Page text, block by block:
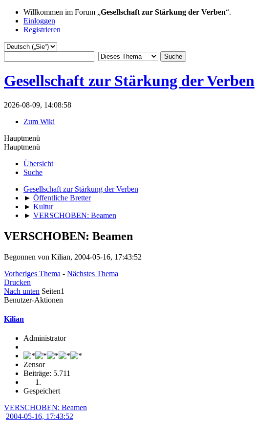
Willkommen im Forum „Gesellschaft zur Stärkung der Verben“.
Einloggen
Registrieren
Gesellschaft zur Stärkung der Verben
2026-08-09, 14:08:58
Zum Wiki
Hauptmenü
Hauptmenü
Übersicht
Suche
Gesellschaft zur Stärkung der Verben
► Öffentliche Bretter
► Kultur
► VERSCHOBEN: Beamen
VERSCHOBEN: Beamen
Begonnen von Kilian, 2004-05-16, 17:43:52
Vorheriges Thema - Nächstes Thema
Drucken
Nach unten Seiten1
Benutzer-Aktionen
Kilian
Administrator
Zensor
Beiträge: 5.711
Gespeichert
VERSCHOBEN: Beamen
2004-05-16, 17:43:52